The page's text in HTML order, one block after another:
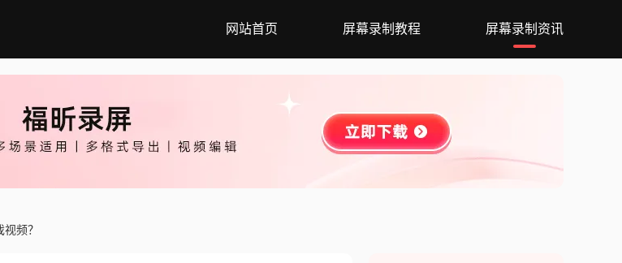
网站首页 屏幕录制教程 屏幕录制资讯
频？